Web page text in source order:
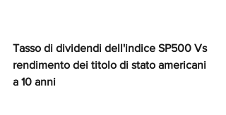
Tasso di dividendi dell'indice SP500 Vs
rendimento dei titolo di stato americani
a 10 anni